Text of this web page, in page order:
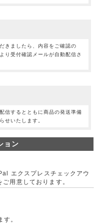
きましたら、内容をご確認の
り受付確認メールが自動配信さ
信するとともに商品の発送準備
せいたします。
ョン
エクスプレスチェックアウ
用意しております。
。